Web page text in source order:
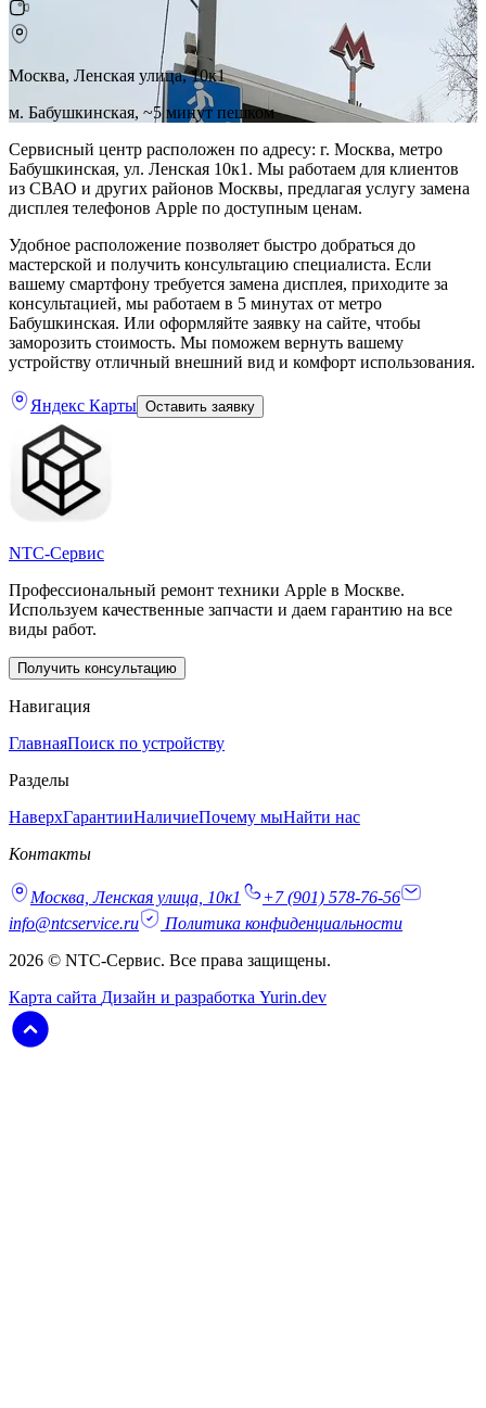
Москва, Ленская улица, 10к1
м. Бабушкинская, ~5 минут пешком
Сервисный центр расположен по адресу: г. Москва, метро
Бабушкинская, ул. Ленская 10к1. Мы работаем для клиентов
из СВАО и других районов Москвы, предлагая услугу замена
дисплея телефонов Apple по доступным ценам.
Удобное расположение позволяет быстро добраться до
мастерской и получить консультацию специалиста. Если
вашему смартфону требуется замена дисплея, приходите за
консультацией, мы работаем в 5 минутах от метро
Бабушкинская. Или оформляйте заявку на сайте, чтобы
заморозить стоимость. Мы поможем вернуть вашему
устройству отличный внешний вид и комфорт использования.
Яндекс Карты Оставить заявку
NTC-Сервис
Профессиональный ремонт техники Apple в Москве.
Используем качественные запчасти и даем гарантию на все
виды работ.
Получить консультацию
Навигация
ГлавнаяПоиск по устройству
Разделы
НаверхГарантииНаличиеПочему мыНайти нас
Контакты
Москва, Ленская улица, 10к1
+7 (901) 578-76-56
info@ntcservice.ru
Политика конфиденциальности
2026 © NTC-Сервис. Все права защищены.
Карта сайта Дизайн и разработка Yurin.dev